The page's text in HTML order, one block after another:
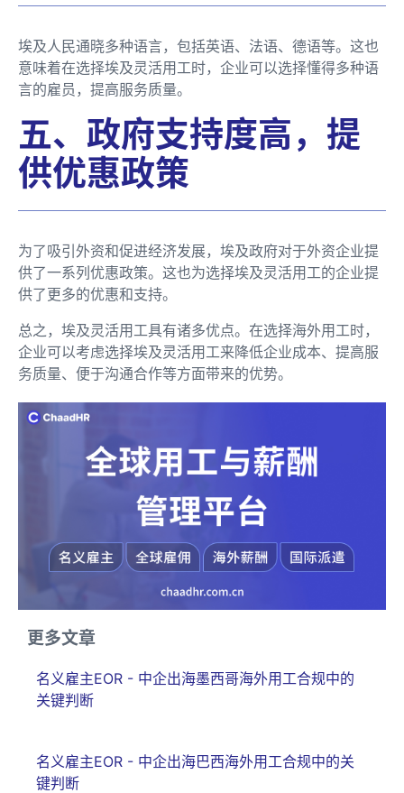
埃及人民通晓多种语言，包括英语、法语、德语等。这也
意味着在选择埃及灵活用工时，企业可以选择懂得多种语
言的雇员，提高服务质量。
五、政府支持度高，提
供优惠政策
为了吸引外资和促进经济发展，埃及政府对于外资企业提
供了一系列优惠政策。这也为选择埃及灵活用工的企业提
供了更多的优惠和支持。
总之，埃及灵活用工具有诸多优点。在选择海外用工时，
企业可以考虑选择埃及灵活用工来降低企业成本、提高服
务质量、便于沟通合作等方面带来的优势。
更多文章
名义雇主EOR - 中企出海墨西哥海外用工合规中的
关键判断
名义雇主EOR - 中企出海巴西海外用工合规中的关
键判断